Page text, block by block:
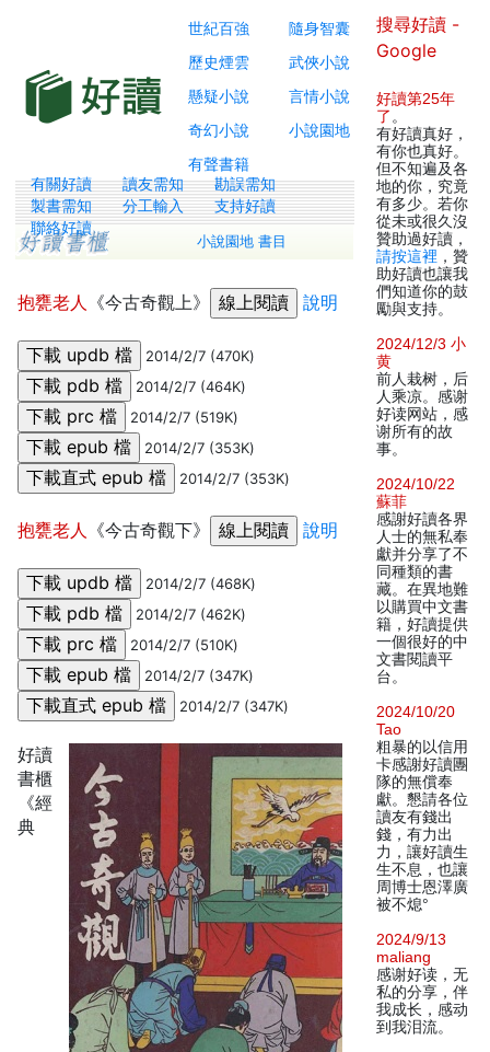
世紀百強
隨身智囊
歷史煙雲
武俠小說
懸疑小說
言情小說
奇幻小說
小說園地
有聲書籍
有關好讀 讀友需知
勘誤需知
製書需知
分工輸入
支持好讀
聯絡好讀
小說園地 書目
抱甕老人 《今古奇觀上》 說明
2014/2/7 (470K)
2014/2/7 (464K)
2014/2/7 (519K)
2014/2/7 (353K)
2014/2/7 (353K)
抱甕老人 《今古奇觀下》 說明
2014/2/7 (468K)
2014/2/7 (462K)
2014/2/7 (510K)
2014/2/7 (347K)
2014/2/7 (347K)
好讀
書櫃
《經
典
搜尋好讀 -
Google
好讀第25年
了 。
有好讀真好，
有你也真好。
但不知遍及各
地的你，究竟
有多少。若你
從未或很久沒
贊助過好讀，
請按這裡 ，贊
助好讀也讓我
們知道你的鼓
勵與支持。
2024/12/3 小
黄
前人栽树，后
人乘凉。感谢
好读网站，感
谢所有的故
事。
2024/10/22
蘇菲
感謝好讀各界
人士的無私奉
獻并分享了不
同種類的書
藏。在異地難
以購買中文書
籍，好讀提供
一個很好的中
文書閱讀平
台。
2024/10/20
Tao
粗暴的以信用
卡感謝好讀團
隊的無償奉
獻。懇請各位
讀友有錢出
錢，有力出
力，讓好讀生
生不息，也讓
周博士恩澤廣
被不熄°
2024/9/13
maliang
感谢好读，无
私的分享，伴
我成长，感动
到我泪流。